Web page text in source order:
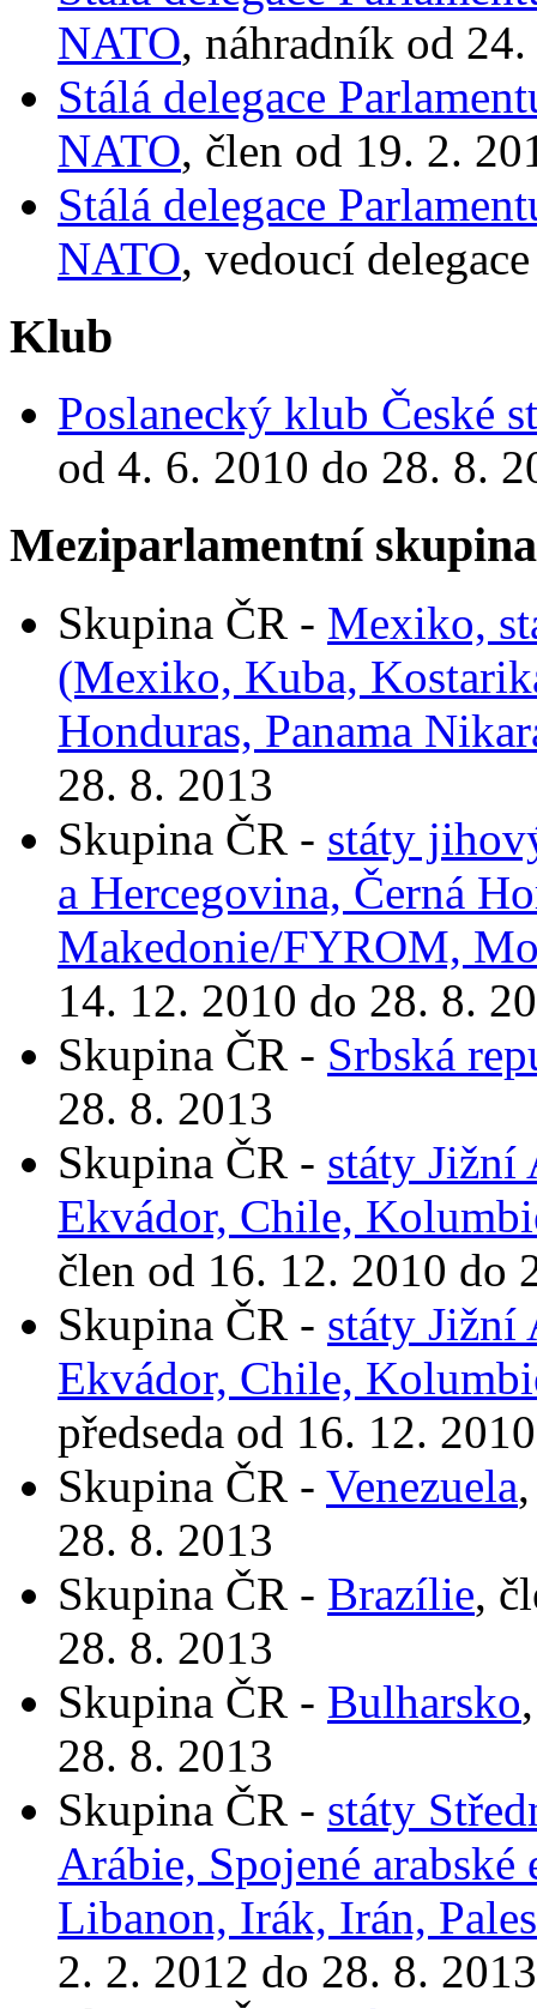
NATO, náhradník od
Stálá delegace
NATO, člen od 19. 2.
Stálá delegace
NATO, vedoucí
Klub
Poslanecký klub České
od 4. 6. 2010 do 28. 8.
Meziparlamentní
Skupina ČR - Mexiko,
(Mexiko, Kuba,
Honduras, Panama
28. 8. 2013
Skupina ČR - státy
a Hercegovina, Černá
Makedonie/FYROM,
14. 12. 2010 do 28. 8.
Skupina ČR - Srbská
28. 8. 2013
Skupina ČR - státy
Ekvádor, Chile,
člen od 16. 12. 2010 do
Skupina ČR - státy
Ekvádor, Chile,
předseda od 16. 12.
Skupina ČR - Venezuela
28. 8. 2013
Skupina ČR - Brazílie,
28. 8. 2013
Skupina ČR - Bulharsko
28. 8. 2013
Skupina ČR - státy
Arábie, Spojené
Libanon, Irák, Irán,
2. 2. 2012 do 28. 8. 2013